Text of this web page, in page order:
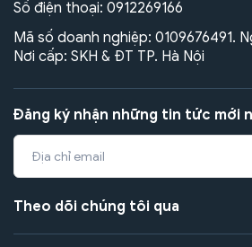
Số điện thoại: 0912269166
Mã số doanh nghiệp: 0109676491.
Nơi cấp: SKH & ĐT TP. Hà Nội
Đăng ký nhận những tin tức mới
Theo dõi chúng tôi qua